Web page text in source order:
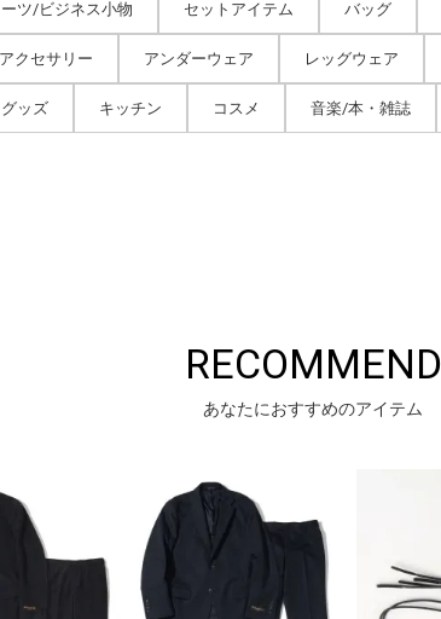
ツ/ビジネス小物 セットアイテム バッグ
クセサリー アンダーウェア レッグウェア
ッズ キッチン コスメ 音楽/本・雑誌
RECOMMEND
あなたにおすすめのアイテム